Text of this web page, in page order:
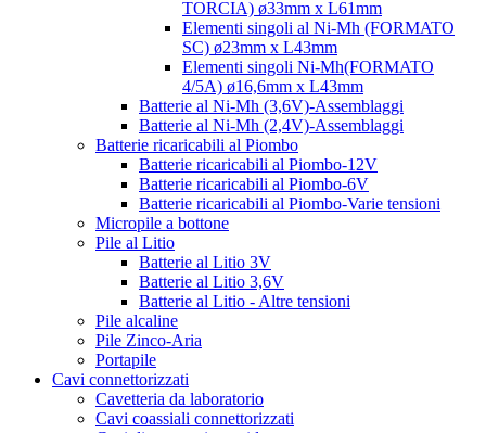
TORCIA) ø33mm x L61mm
Elementi singoli al Ni-Mh (FORMATO
SC) ø23mm x L43mm
Elementi singoli Ni-Mh(FORMATO
4/5A) ø16,6mm x L43mm
Batterie al Ni-Mh (3,6V)-Assemblaggi
Batterie al Ni-Mh (2,4V)-Assemblaggi
Batterie ricaricabili al Piombo
Batterie ricaricabili al Piombo-12V
Batterie ricaricabili al Piombo-6V
Batterie ricaricabili al Piombo-Varie tensioni
Micropile a bottone
Pile al Litio
Batterie al Litio 3V
Batterie al Litio 3,6V
Batterie al Litio - Altre tensioni
Pile alcaline
Pile Zinco-Aria
Portapile
Cavi connettorizzati
Cavetteria da laboratorio
Cavi coassiali connettorizzati